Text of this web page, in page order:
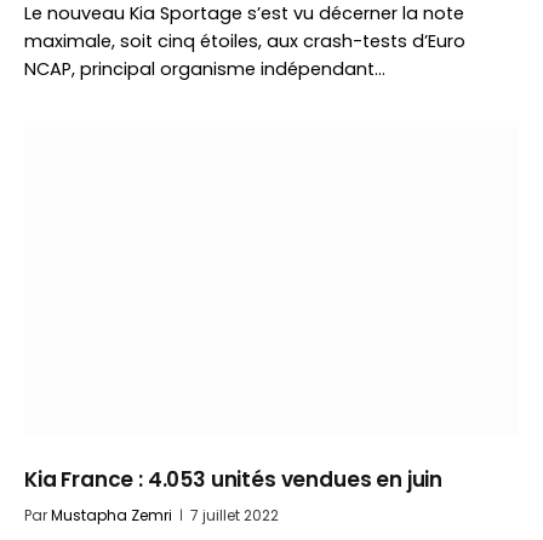
Le nouveau Kia Sportage s’est vu décerner la note
maximale, soit cinq étoiles, aux crash-tests d’Euro
NCAP, principal organisme indépendant…
Kia France : 4.053 unités vendues en juin
ParMustapha Zemri 7 juillet 2022